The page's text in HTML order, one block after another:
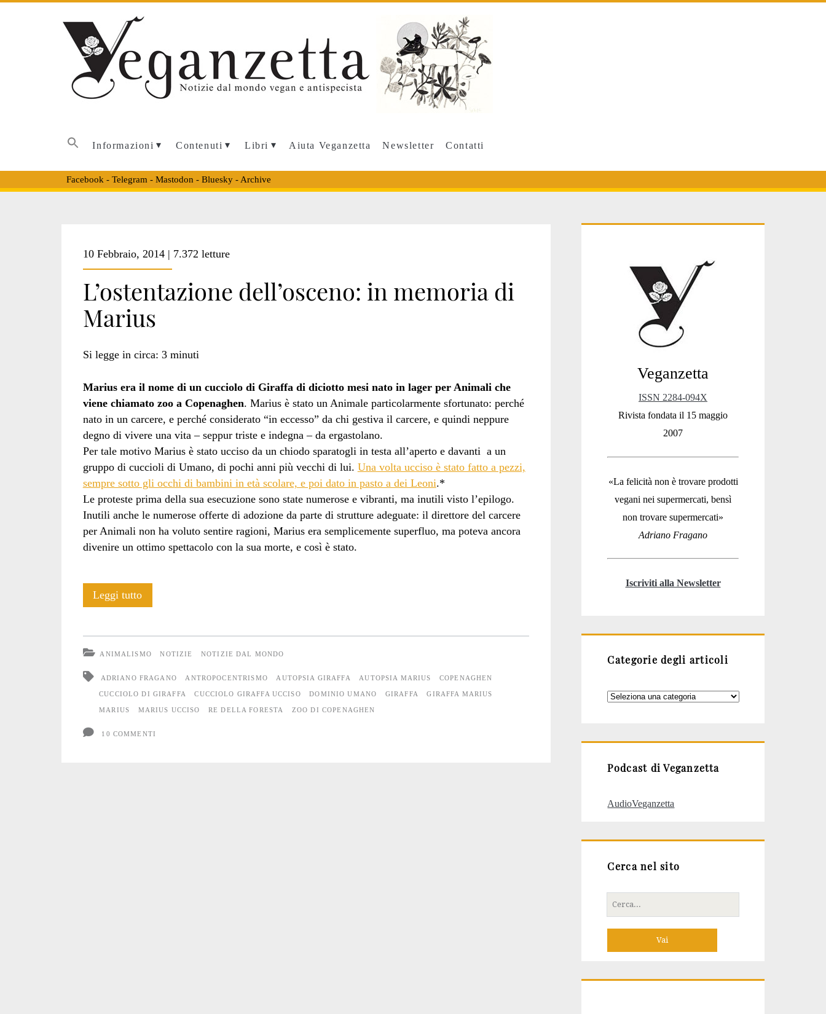
Informazioni Contenuti Libri Aiuta Veganzetta Newsletter Contatti
Facebook - Telegram - Mastodon - Bluesky- Archive
<span>zoo
di
copenaghen</span>
10 Febbraio, 2014 | 7.372 letture
L’ostentazione dell’osceno: in memoria di
Marius
Si legge in circa: 3 minuti
Marius era il nome di un cucciolo di Giraffa di diciotto mesi nato in lager per Animali che
viene chiamato zoo a Copenaghen. Marius è stato un Animale particolarmente sfortunato: perché
nato in un carcere, e perché considerato “in eccesso” da chi gestiva il carcere, e quindi neppure
degno di vivere una vita – seppur triste e indegna – da ergastolano.
Per tale motivo Marius è stato ucciso da un chiodo sparatogli in testa all’aperto e davanti a un
gruppo di cuccioli di Umano, di pochi anni più vecchi di lui. Una volta ucciso è stato fatto a pezzi,
sempre sotto gli occhi di bambini in età scolare, e poi dato in pasto a dei Leoni.*
Le proteste prima della sua esecuzione sono state numerose e vibranti, ma inutili visto l’epilogo.
Inutili anche le numerose offerte di adozione da parte di strutture adeguate: il direttore del carcere
per Animali non ha voluto sentire ragioni, Marius era semplicemente superfluo, ma poteva ancora
divenire un ottimo spettacolo con la sua morte, e così è stato.
Leggi tuttoL’ostentazione
di
Marius
ANIMALISMO NOTIZIE NOTIZIE DAL MONDO
ADRIANO FRAGANO ANTROPOCENTRISMO AUTOPSIA GIRAFFA AUTOPSIA MARIUS COPENAGHEN
CUCCIOLO DI GIRAFFA CUCCIOLO GIRAFFA UCCISO DOMINIO UMANO GIRAFFA GIRAFFA MARIUS
MARIUS MARIUS UCCISO RE DELLA FORESTA ZOO DI COPENAGHEN
10 COMMENTI
Sidebar
Veganzetta
ISSN 2284-094X
Rivista fondata il 15 maggio
2007
«La felicità non è trovare prodotti
vegani nei supermercati, bensì
non trovare supermercati»
Adriano Fragano
Iscriviti alla Newsletter
Categorie degli articoli
Categorie
Podcast di Veganzetta
AudioVeganzetta
Cerca nel sito
Cerca
per: